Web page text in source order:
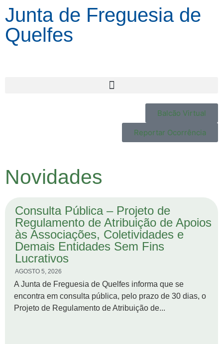
Junta de Freguesia de
Quelfes
Balcão Virtual
Reportar Ocorrência
Novidades
Consulta Pública – Projeto de
Regulamento de Atribuição de Apoios
às Associações, Coletividades e
Demais Entidades Sem Fins
Lucrativos
AGOSTO 5, 2026
A Junta de Freguesia de Quelfes informa que se
encontra em consulta pública, pelo prazo de 30 dias, o
Projeto de Regulamento de Atribuição de...